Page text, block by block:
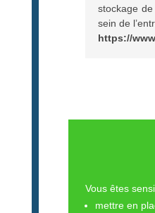
stockage
sein de
https://
Vous êtes
mettre en